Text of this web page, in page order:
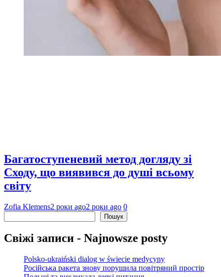
Багатоступеневий метод догляду зі
Сходу, що виявився до душі всьому
світу
Zofia Klemens2 роки ago2 роки ago 0
Пошук
Свіжі записи - Najnowsze posty
Polsko-ukraiński dialog w świecie medycyny
Російська ракета знову порушила повітряний простір